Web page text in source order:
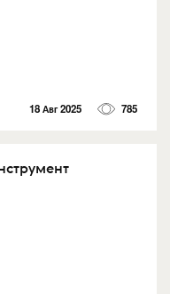
18 Авг 2025 785